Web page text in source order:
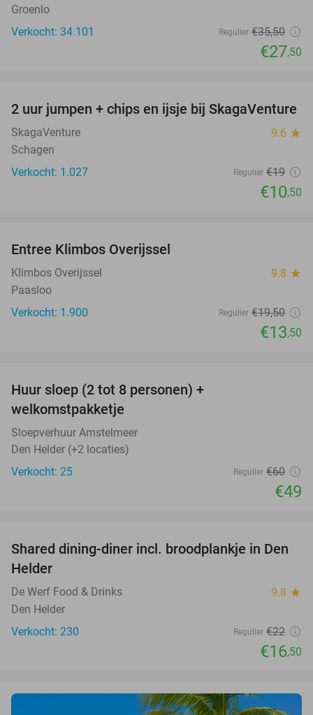
Groenlo
Verkocht: 34.101
Regulier €35,50
€27,50
45%
2 uur jumpen + chips en ijsje bij SkagaVenture
SkagaVenture 9.6 star
Schagen
Verkocht: 1.027
Regulier €19
€10,50
Entree Klimbos Overijssel
Klimbos Overijssel 9.8 star
Paasloo
Verkocht: 1.900
Regulier €19,50
€13,50
Huur sloep (2 tot 8 personen) +
welkomstpakketje
Sloepverhuur Amstelmeer
Den Helder (+2 locaties)
Verkocht: 25
Regulier €60
€49
25%
Shared dining-diner incl. broodplankje in Den
Helder
De Werf Food & Drinks 9.8 star
Den Helder
Verkocht: 230
Regulier €22
€16,50